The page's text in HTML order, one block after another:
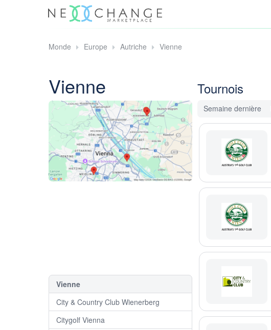
Monde Europe Autriche Vienne
Vienne
Vienne
City & Country Club Wienerberg
Citygolf Vienna
Tournois
Semaine dernière